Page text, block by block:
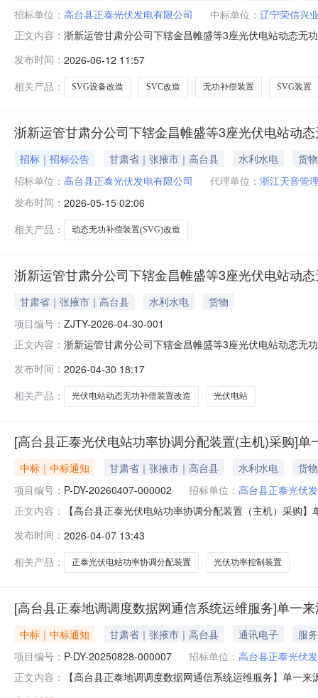
招标单位： 高台县正泰光伏发电有限公司 中标单位： 辽宁荣信兴
正文内容： 浙新运管甘肃分公司下辖金昌帷盛等3座光伏电站动态无
息：中标候选人公示业绩表中标候选人合同名称合同签
发布时间： 2026-06-12 11:57
相关产品：
SVG设备改造 SVC改造 无功补偿装置 SVG装置
浙新运管甘肃分公司下辖金昌帷盛等3座光伏电站动
招标｜招标公告 甘肃省｜张掖市｜高台县 水利水电
货物
招标单位： 高台县正泰光伏发电有限公司 代理单位： 浙江天音管
发布时间： 2026-05-15 02:06
相关产品：
动态无功补偿装置(SVG)改造
浙新运管甘肃分公司下辖金昌帷盛等3座光伏电站动
甘肃省｜张掖市｜高台县 水利水电
货物
项目编号： ZJTY-2026-04-30-001
正文内容： 浙新运管甘肃分公司下辖金昌帷盛等3座光伏电站动态无
准。一、公示时间：2026年05月01日到2026年05月06
高台县正泰光伏发
发布时间： 2026-04-30 18:17
相关产品：
光伏电站动态无功补偿装置改造 光伏电站
[高台县正泰光伏电站功率协调分配装置(主机)采购]单
中标｜中标通知 甘肃省｜张掖市｜高台县 水利水电
货物
项目编号： P-DY-20260407-000002 招标单位： 高台县正泰光伏
正文内容：
【高台县正泰光伏电站功率协调分配装置（主机）采购
税率交付时间交货地点采购需求单位行项目备注1光伏功
发布时间： 2026-04-07 13:43
相关产品：
正泰光伏电站功率协调分配装置 光伏功率控制装置
[高台县正泰地调调度数据网通信系统运维服务]单一
中标｜中标通知 甘肃省｜张掖市｜高台县 通讯电子
服务
项目编号： P-DY-20250828-000007 招标单位： 高台县正泰光伏
正文内容：
【高台县正泰地调调度数据网通信系统运维服务】单一